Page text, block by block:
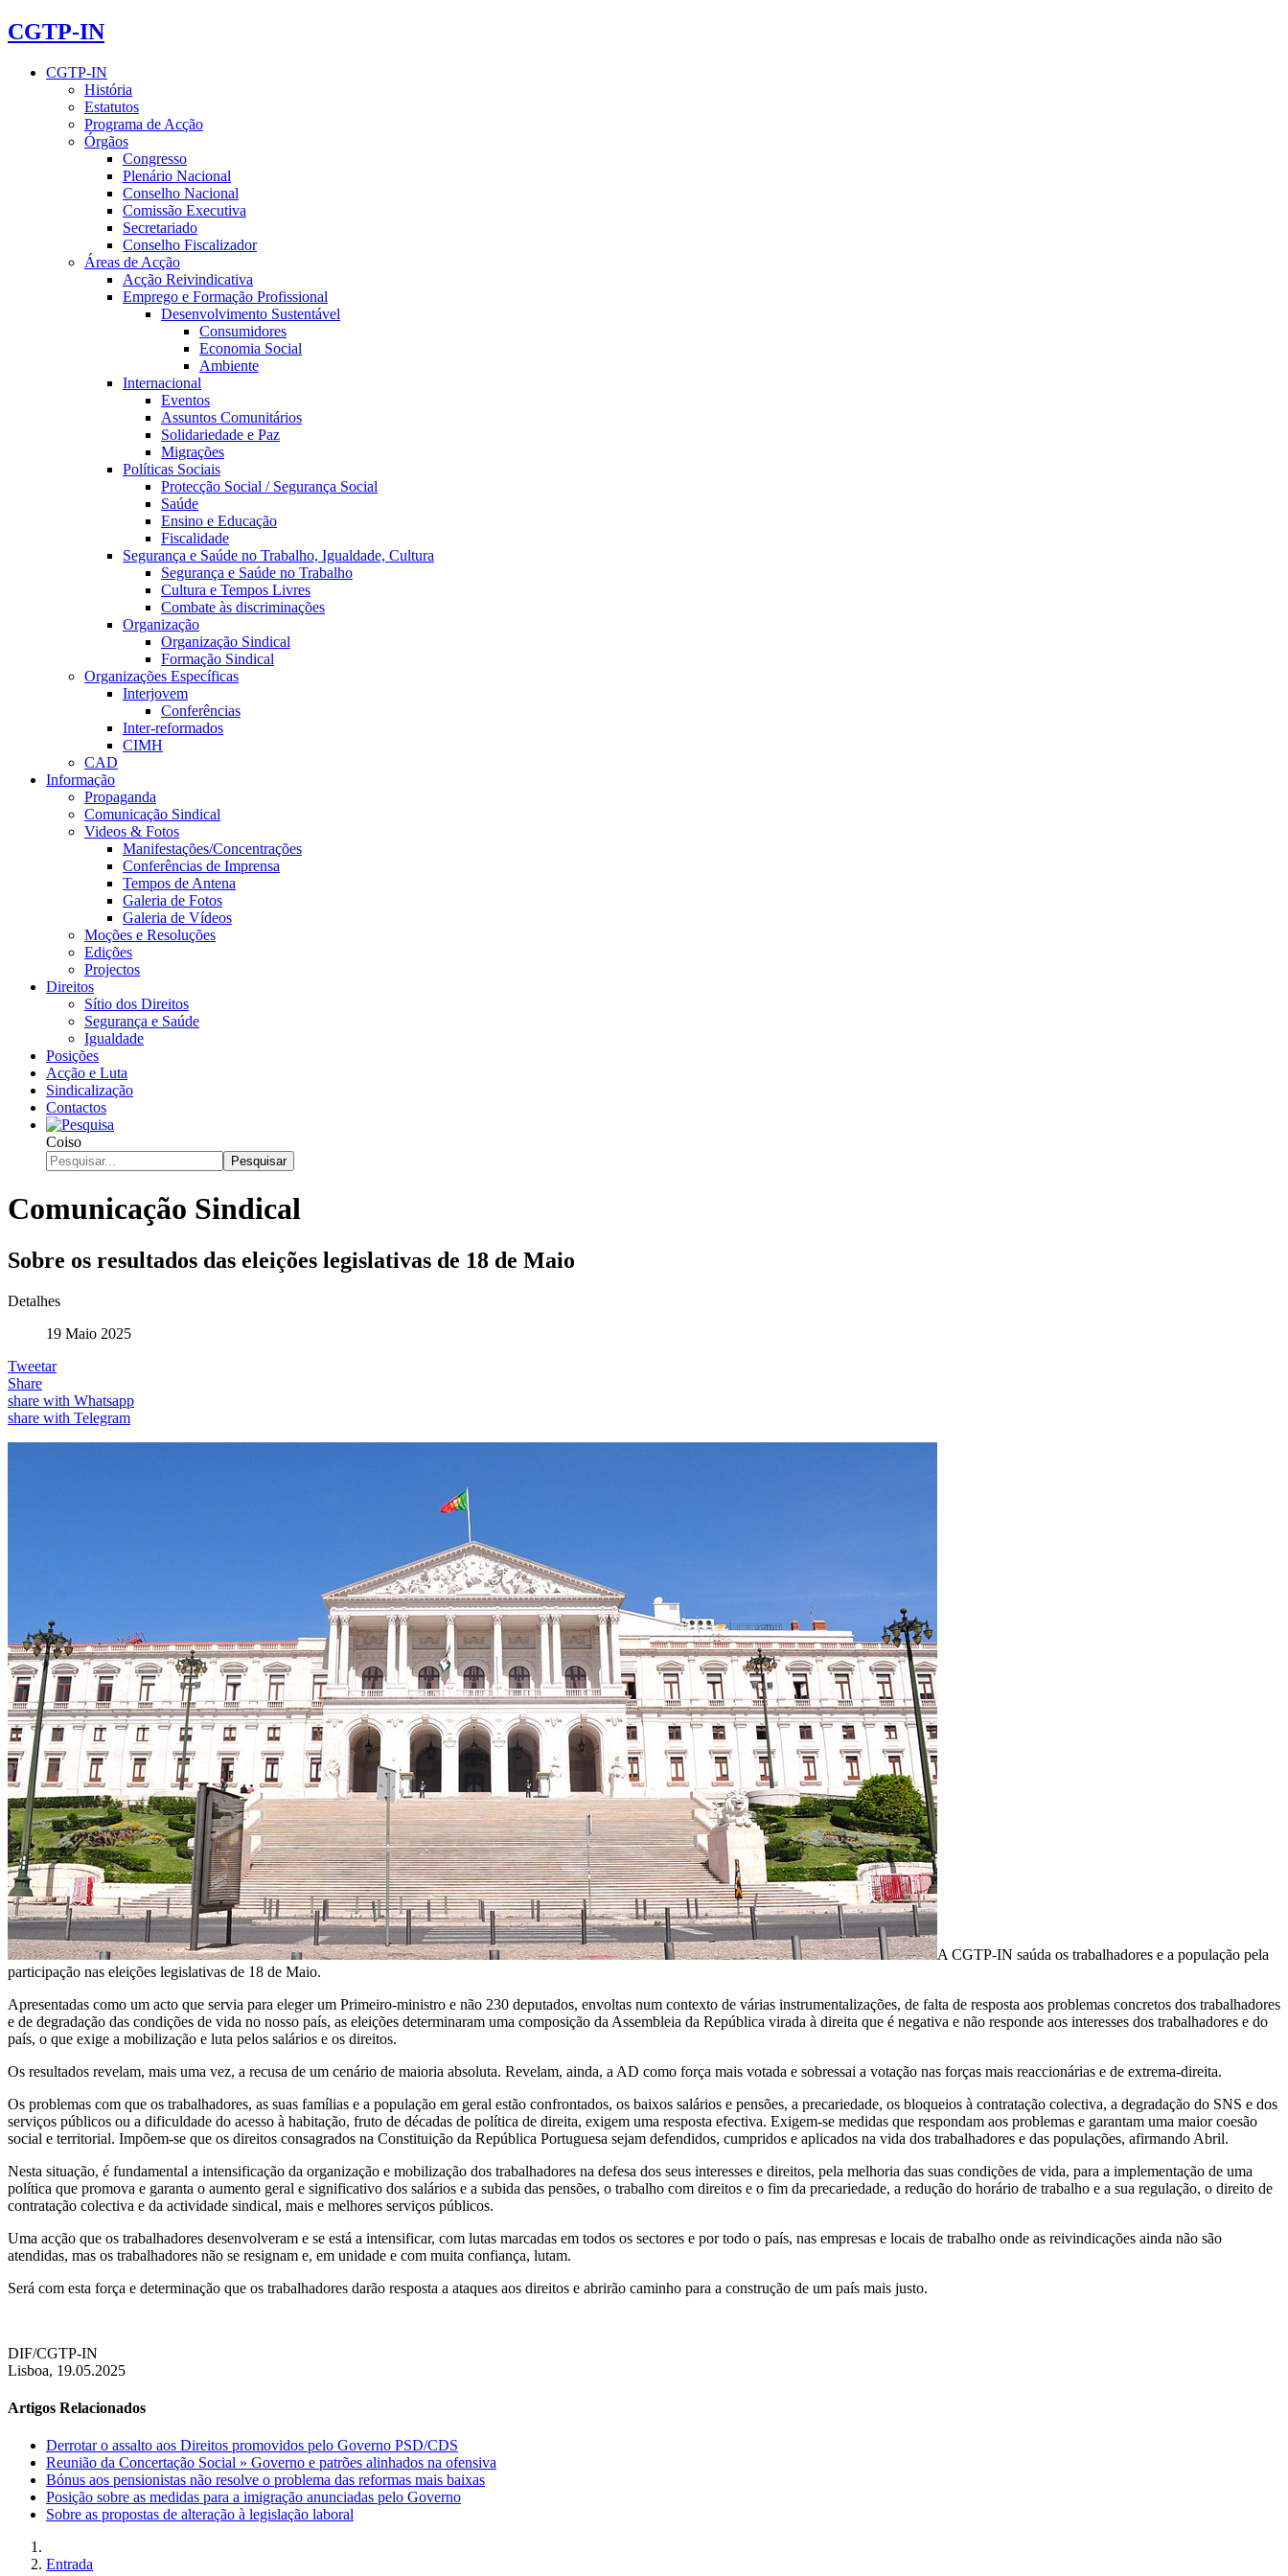
CGTP-IN
CGTP-IN
História
Estatutos
Programa de Acção
Órgãos
Congresso
Plenário Nacional
Conselho Nacional
Comissão Executiva
Secretariado
Conselho Fiscalizador
Áreas de Acção
Acção Reivindicativa
Emprego e Formação Profissional
Desenvolvimento Sustentável
Consumidores
Economia Social
Ambiente
Internacional
Eventos
Assuntos Comunitários
Solidariedade e Paz
Migrações
Políticas Sociais
Protecção Social / Segurança Social
Saúde
Ensino e Educação
Fiscalidade
Segurança e Saúde no Trabalho, Igualdade, Cultura
Segurança e Saúde no Trabalho
Cultura e Tempos Livres
Combate às discriminações
Organização
Organização Sindical
Formação Sindical
Organizações Específicas
Interjovem
Conferências
Inter-reformados
CIMH
CAD
Informação
Propaganda
Comunicação Sindical
Videos & Fotos
Manifestações/Concentrações
Conferências de Imprensa
Tempos de Antena
Galeria de Fotos
Galeria de Vídeos
Moções e Resoluções
Edições
Projectos
Direitos
Sítio dos Direitos
Segurança e Saúde
Igualdade
Posições
Acção e Luta
Sindicalização
Contactos
Coiso
Pesquisar
Comunicação Sindical
Sobre os resultados das eleições legislativas de 18 de Maio
Detalhes
19 Maio 2025
Tweetar
Share
share with Whatsapp
share with Telegram
A CGTP-IN saúda os trabalhadores e a população pela
participação nas eleições legislativas de 18 de Maio.
Apresentadas como um acto que servia para eleger um Primeiro-ministro e não 230 deputados, envoltas num contexto de várias instrumentalizações, de falta de resposta aos problemas concretos dos trabalhadores
e de degradação das condições de vida no nosso país, as eleições determinaram uma composição da Assembleia da República virada à direita que é negativa e não responde aos interesses dos trabalhadores e do
país, o que exige a mobilização e luta pelos salários e os direitos.
Os resultados revelam, mais uma vez, a recusa de um cenário de maioria absoluta. Revelam, ainda, a AD como força mais votada e sobressai a votação nas forças mais reaccionárias e de extrema-direita.
Os problemas com que os trabalhadores, as suas famílias e a população em geral estão confrontados, os baixos salários e pensões, a precariedade, os bloqueios à contratação colectiva, a degradação do SNS e dos
serviços públicos ou a dificuldade do acesso à habitação, fruto de décadas de política de direita, exigem uma resposta efectiva. Exigem-se medidas que respondam aos problemas e garantam uma maior coesão
social e territorial. Impõem-se que os direitos consagrados na Constituição da República Portuguesa sejam defendidos, cumpridos e aplicados na vida dos trabalhadores e das populações, afirmando Abril.
Nesta situação, é fundamental a intensificação da organização e mobilização dos trabalhadores na defesa dos seus interesses e direitos, pela melhoria das suas condições de vida, para a implementação de uma
política que promova e garanta o aumento geral e significativo dos salários e a subida das pensões, o trabalho com direitos e o fim da precariedade, a redução do horário de trabalho e a sua regulação, o direito de
contratação colectiva e da actividade sindical, mais e melhores serviços públicos.
Uma acção que os trabalhadores desenvolveram e se está a intensificar, com lutas marcadas em todos os sectores e por todo o país, nas empresas e locais de trabalho onde as reivindicações ainda não são
atendidas, mas os trabalhadores não se resignam e, em unidade e com muita confiança, lutam.
Será com esta força e determinação que os trabalhadores darão resposta a ataques aos direitos e abrirão caminho para a construção de um país mais justo.
DIF/CGTP-IN
Lisboa, 19.05.2025
Artigos Relacionados
Derrotar o assalto aos Direitos promovidos pelo Governo PSD/CDS
Reunião da Concertação Social » Governo e patrões alinhados na ofensiva
Bónus aos pensionistas não resolve o problema das reformas mais baixas
Posição sobre as medidas para a imigração anunciadas pelo Governo
Sobre as propostas de alteração à legislação laboral
Entrada